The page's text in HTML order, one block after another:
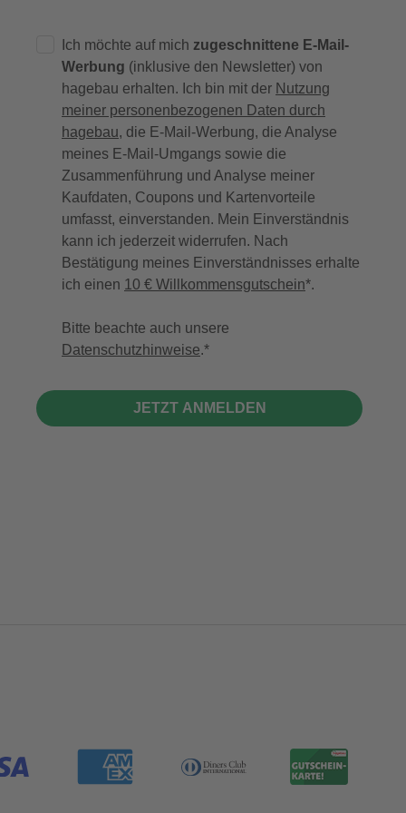
Ich möchte auf mich zugeschnittene E-Mail-
Werbung (inklusive den Newsletter) von
hagebau erhalten. Ich bin mit der Nutzung
meiner personenbezogenen Daten durch
hagebau, die E-Mail-Werbung, die Analyse
meines E-Mail-Umgangs sowie die
Zusammenführung und Analyse meiner
Kaufdaten, Coupons und Kartenvorteile
umfasst, einverstanden. Mein Einverständnis
kann ich jederzeit widerrufen. Nach
Bestätigung meines Einverständnisses erhalte
ich einen 10 € Willkommensgutschein*.
Bitte beachte auch unsere
Datenschutzhinweise.
JETZT ANMELDEN